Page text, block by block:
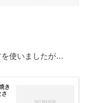
を使いましたが…
き